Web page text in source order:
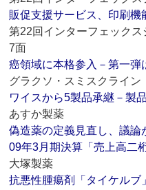
販促支援サービス、印刷
第22回インターフェックス
7面
癌領域に本格参入－第一弾
グラクソ・スミスクライン
ワイスから5製品承継－製
あすか製薬
偽造薬の定義見直し、議論
09年3月期決算「売上高二
大塚製薬
抗悪性腫瘍剤「タイケルブ